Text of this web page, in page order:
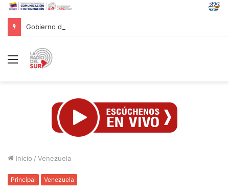
Menú
Inicio / Venezuela
Principal Venezuela